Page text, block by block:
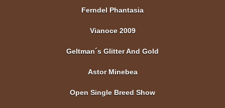
Ferndel Phantasia
Vianoce 2009
Geltman´s Glitter And Gold
Astor Minebea
Open Single Breed Show